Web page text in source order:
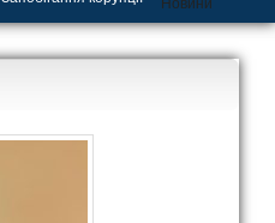
Новини